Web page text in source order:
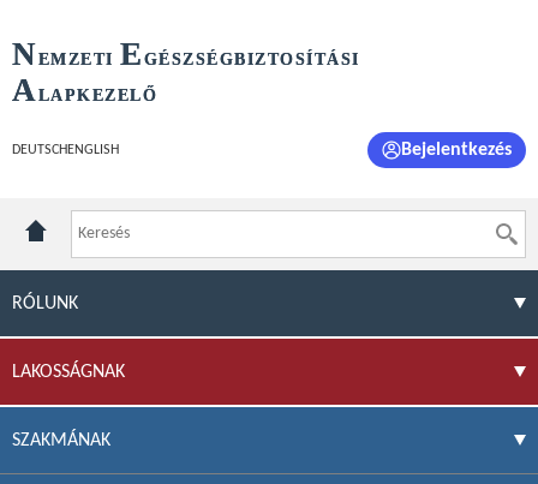
NEMZETI E GÉSZSÉGBIZTOSÍTÁSI
ALAPKEZELŐ
DEUTSCH ENGLISH Bejelentkezés
RÓLUNK
LAKOSSÁGNAK
SZAKMÁNAK